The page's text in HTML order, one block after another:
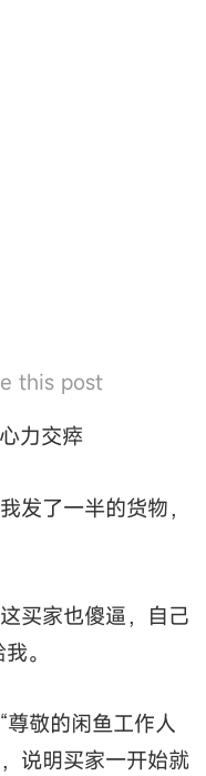
this post
力交瘁
发了一半的货物，
买家也傻逼，自己
。
尊敬的闲鱼工作人
说明买家一开始就